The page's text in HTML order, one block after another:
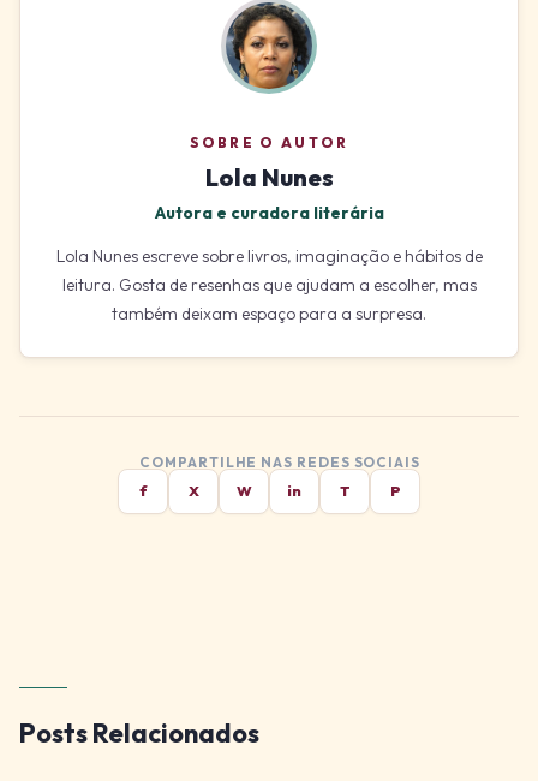
SOBRE O AUTOR
Lola Nunes
Autora e curadora literária
Lola Nunes escreve sobre livros, imaginação e hábitos de
leitura. Gosta de resenhas que ajudam a escolher, mas
também deixam espaço para a surpresa.
COMPARTILHE NAS REDES SOCIAIS
f
X W in T P
Posts Relacionados